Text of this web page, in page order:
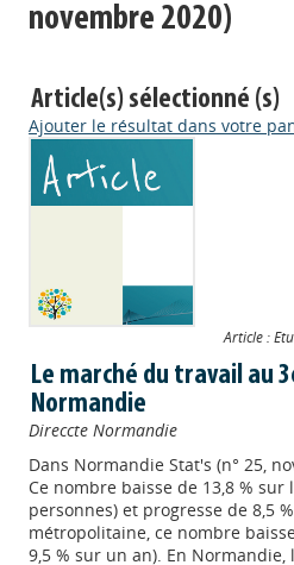
novembre 2020)
Article(s) sélectionné (s)
Ajouter le résultat dans votre
Article :
Le marché du travail au
Normandie
Direccte Normandie
Dans Normandie Stat's (n° 25,
Ce nombre baisse de 13,8 %
personnes) et progresse de 8,5
métropolitaine, ce nombre
9,5 % sur un an). En